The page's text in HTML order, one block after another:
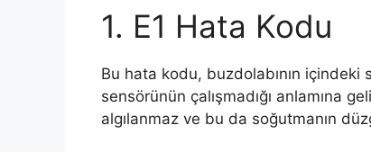
1. E1 Hata Kodu
Bu hata kodu, buzdolabının içindeki
sensörünün çalışmadığı anlamına
algılanmaz ve bu da soğutmanın